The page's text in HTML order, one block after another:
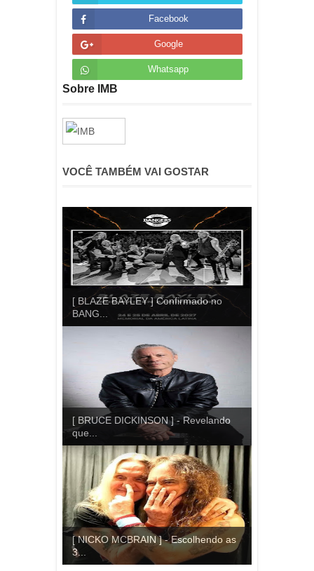
Facebook
Google
Whatsapp
Sobre IMB
VOCÊ TAMBÉM VAI GOSTAR
[ BLAZE BAYLEY ] Confirmado no
BANG...
[ BRUCE DICKINSON ] - Revelando
que...
[ NICKO MCBRAIN ] - Escolhendo as
3...